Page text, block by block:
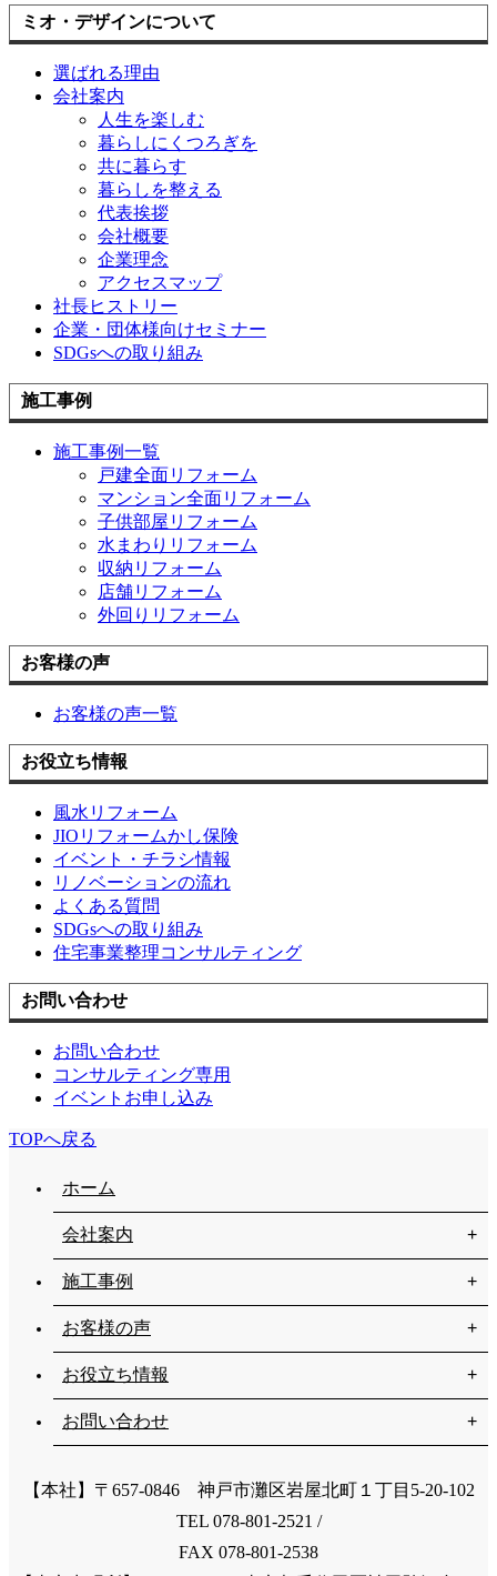
ミオ・デザインについて
選ばれる理由
会社案内
人生を楽しむ
暮らしにくつろぎを
共に暮らす
暮らしを整える
代表挨拶
会社概要
企業理念
アクセスマップ
社長ヒストリー
企業・団体様向けセミナー
SDGsへの取り組み
施工事例
施工事例一覧
戸建全面リフォーム
マンション全面リフォーム
子供部屋リフォーム
水まわりリフォーム
収納リフォーム
店舗リフォーム
外回りリフォーム
お客様の声
お客様の声一覧
お役立ち情報
風水リフォーム
JIOリフォームかし保険
イベント・チラシ情報
リノベーションの流れ
よくある質問
SDGsへの取り組み
住宅事業整理コンサルティング
お問い合わせ
お問い合わせ
コンサルティング専用
イベントお申し込み
TOPへ戻る
ホーム
会社案内
施工事例
お客様の声
お役立ち情報
お問い合わせ
【本社】〒657-0846 神戸市灘区岩屋北町１丁目5-20-102
TEL 078-801-2521 /
FAX 078-801-2538